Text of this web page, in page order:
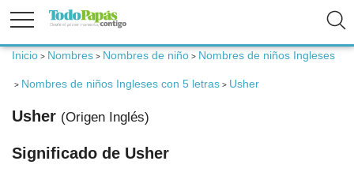
Fertilidad
Embarazo
Bebé
Inicio > Nombres > Nombres de niño > Nombres de niños Ingleses
> Nombres de niños Ingleses con 5 letras > Usher
Usher (Origen Inglés)
Significado de Usher